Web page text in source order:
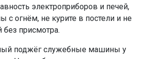
электроприборов и печей,
с огнём, не курите в постели и не
без присмотра.
поджёг служебные машины у